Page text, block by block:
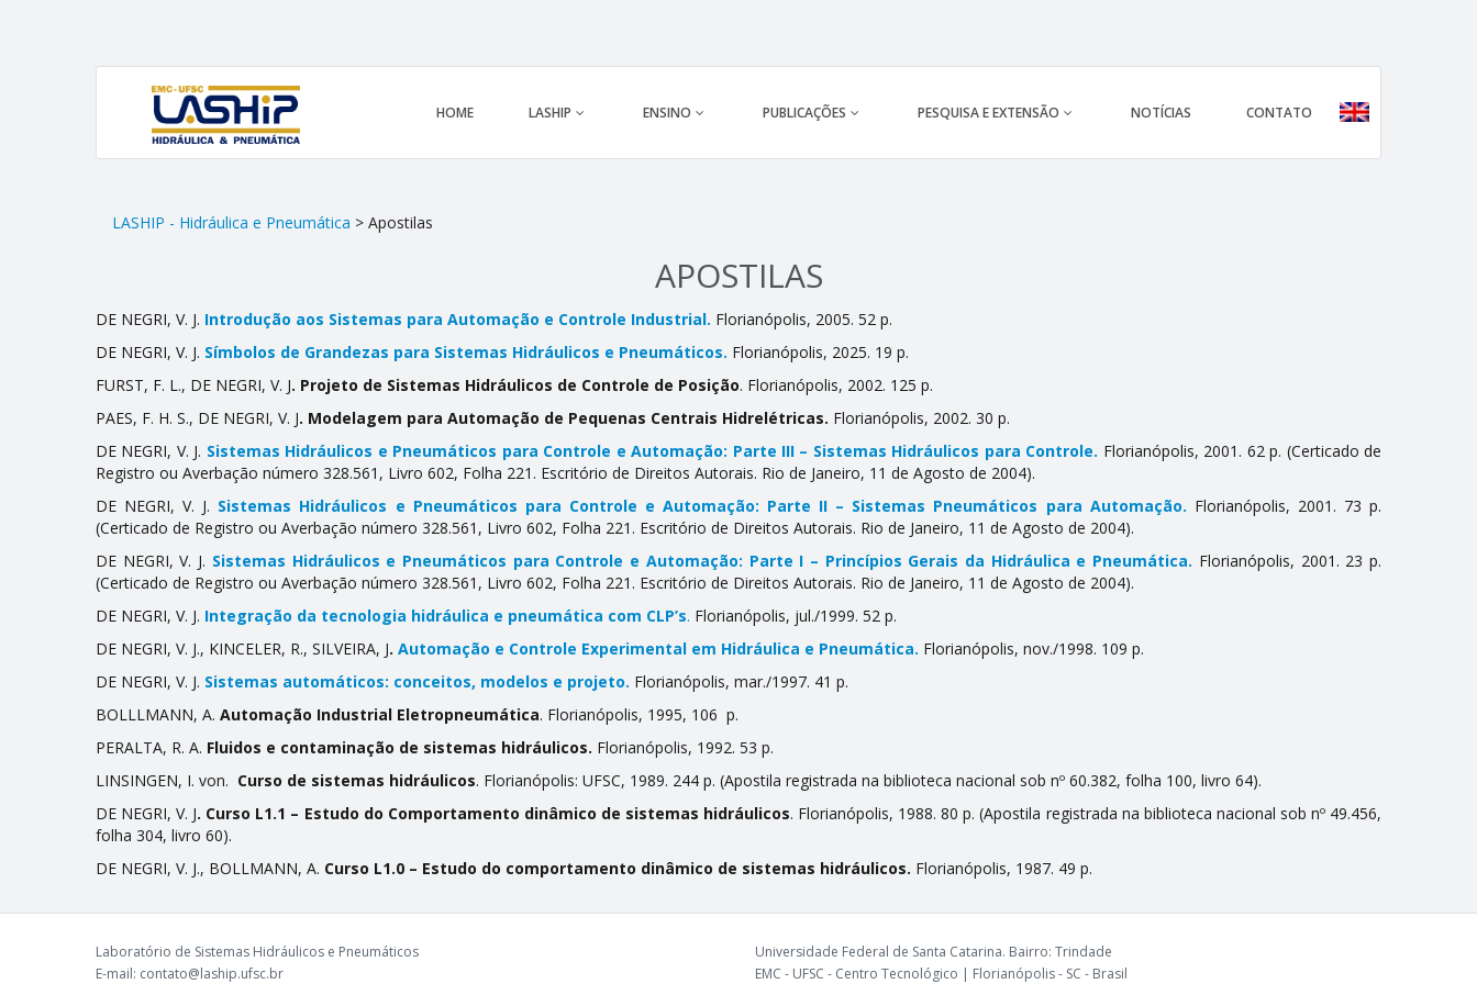
HOME LASHIP ENSINO PUBLICAÇÕES PESQUISA E EXTENSÃO NOTÍCIAS CONTATO
LASHIP - Hidráulica e Pneumática > Apostilas
APOSTILAS
DE NEGRI, V. J. Introdução aos Sistemas para Automação e Controle Industrial. Florianópolis, 2005. 52 p.
DE NEGRI, V. J. Símbolos de Grandezas para Sistemas Hidráulicos e Pneumáticos. Florianópolis, 2025. 19 p.
FURST, F. L., DE NEGRI, V. J. Projeto de Sistemas Hidráulicos de Controle de Posição. Florianópolis, 2002. 125 p.
PAES, F. H. S., DE NEGRI, V. J. Modelagem para Automação de Pequenas Centrais Hidrelétricas. Florianópolis, 2002. 30 p.
DE NEGRI, V. J. Sistemas Hidráulicos e Pneumáticos para Controle e Automação: Parte III – Sistemas Hidráulicos para Controle. Florianópolis, 2001. 62 p. (Certificado de
Registro ou Averbação número 328.561, Livro 602, Folha 221. Escritório de Direitos Autorais. Rio de Janeiro, 11 de Agosto de 2004).
DE NEGRI, V. J. Sistemas Hidráulicos e Pneumáticos para Controle e Automação: Parte II – Sistemas Pneumáticos para Automação. Florianópolis, 2001. 73 p.
(Certificado de Registro ou Averbação número 328.561, Livro 602, Folha 221. Escritório de Direitos Autorais. Rio de Janeiro, 11 de Agosto de 2004).
DE NEGRI, V. J. Sistemas Hidráulicos e Pneumáticos para Controle e Automação: Parte I – Princípios Gerais da Hidráulica e Pneumática. Florianópolis, 2001. 23 p.
(Certificado de Registro ou Averbação número 328.561, Livro 602, Folha 221. Escritório de Direitos Autorais. Rio de Janeiro, 11 de Agosto de 2004).
DE NEGRI, V. J. Integração da tecnologia hidráulica e pneumática com CLP’s. Florianópolis, jul./1999. 52 p.
DE NEGRI, V. J., KINCELER, R., SILVEIRA, J. Automação e Controle Experimental em Hidráulica e Pneumática. Florianópolis, nov./1998. 109 p.
DE NEGRI, V. J. Sistemas automáticos: conceitos, modelos e projeto. Florianópolis, mar./1997. 41 p.
BOLLLMANN, A. Automação Industrial Eletropneumática. Florianópolis, 1995, 106 p.
PERALTA, R. A. Fluidos e contaminação de sistemas hidráulicos. Florianópolis, 1992. 53 p.
LINSINGEN, I. von. Curso de sistemas hidráulicos. Florianópolis: UFSC, 1989. 244 p. (Apostila registrada na biblioteca nacional sob nº 60.382, folha 100, livro 64).
DE NEGRI, V. J. Curso L1.1 – Estudo do Comportamento dinâmico de sistemas hidráulicos. Florianópolis, 1988. 80 p. (Apostila registrada na biblioteca nacional sob nº 49.456,
folha 304, livro 60).
DE NEGRI, V. J., BOLLMANN, A. Curso L1.0 – Estudo do comportamento dinâmico de sistemas hidráulicos. Florianópolis, 1987. 49 p.
Laboratório de Sistemas Hidráulicos e Pneumáticos
E-mail: contato@laship.ufsc.br
Universidade Federal de Santa Catarina. Bairro: Trindade
EMC - UFSC - Centro Tecnológico | Florianópolis - SC - Brasil